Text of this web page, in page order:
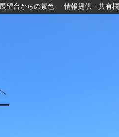
展望台からの景色 情報提供・共有欄